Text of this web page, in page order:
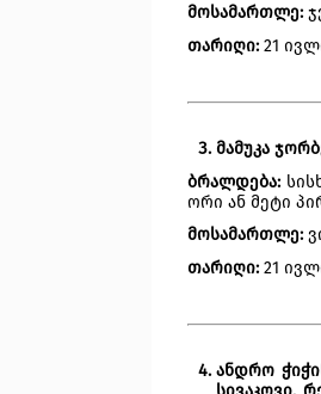
მოსამართლე:
თარიღი: 21
მამუკა
ბრალდება:
ორი ან მეტი
მოსამართლე:
თარიღი: 21
ანდრო